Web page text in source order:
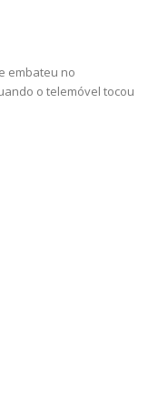
embateu no
o telemóvel tocou